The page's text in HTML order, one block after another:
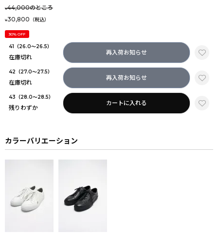
¥44,000のところ
¥30,800
30% OFF
41（26.0～26.5）
在庫切れ
再入荷お知らせ
42（27.0～27.5）
在庫切れ
再入荷お知らせ
43（28.0～28.5）
残りわずか
カートに入れる
カラーバリエーション